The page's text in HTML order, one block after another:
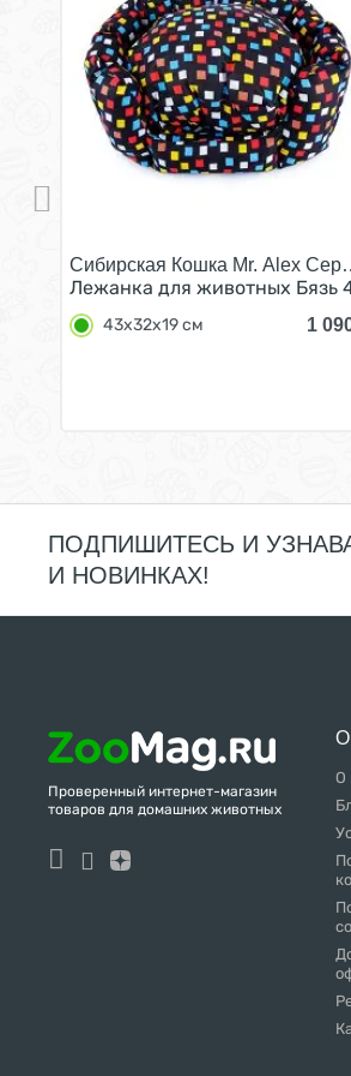
Сибирская Кошка Mr. Alex
Лежанка для животных Бязь
43х32х19 см 1
ПОДПИШИТЕСЬ И
И НОВИНКАХ!
Проверенный интернет-магазин
товаров для домашних животных
О
О